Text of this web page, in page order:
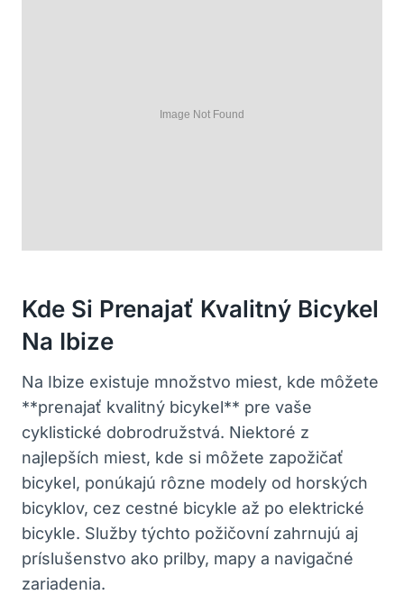
Kde Si Prenajať Kvalitný Bicykel
Na Ibize
Na Ibize existuje množstvo miest, kde môžete
**prenajať kvalitný bicykel** pre vaše
cyklistické dobrodružstvá. Niektoré z
najlepších miest, kde si môžete zapožičať
bicykel, ponúkajú rôzne modely od horských
bicyklov, cez cestné bicykle až po elektrické
bicykle. Služby týchto požičovní zahrnujú aj
príslušenstvo ako prilby, mapy a navigačné
zariadenia.